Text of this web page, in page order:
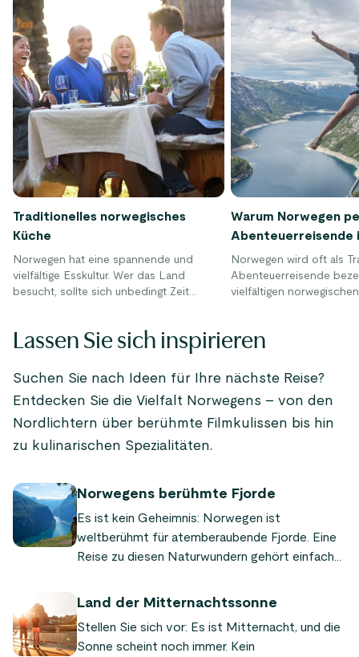
Traditionelles norwegisches
Küche
Norwegen hat eine spannende und
vielfältige Esskultur. Wer das Land
besucht, sollte sich unbedingt Zeit
norwegische Küche stark von dem
geprägt, was man jagen, fischen oder
selbst anbauen konnte – vor allem
verbindet sie Tradition mit modernen,
internationalen Einflüssen.
Warum Norwegen
Abenteuerreisende
Norwegen wird oft als
Abenteuerreisende
vielfältigen
Aktivitäten, darunter
Klettern, um nur einige
Norwegens mangelt es
Lassen Sie sich inspirieren
Suchen Sie nach Ideen für Ihre nächste Reise?
Entdecken Sie die Vielfalt Norwegens – von den
Nordlichtern über berühmte Filmkulissen bis hin
zu kulinarischen Spezialitäten.
Norwegens berühmte Fjorde
Es ist kein Geheimnis: Norwegen ist
weltberühmt für atemberaubende Fjorde. Eine
Reise zu diesen Naturwundern gehört einfach
Highlight verpassen, haben wir für Sie eine Liste
Norwegens zusammengestellt.
Land der Mitternachtssonne
Stellen Sie sich vor: Es ist Mitternacht, und die
Sonne scheint noch immer. Kein